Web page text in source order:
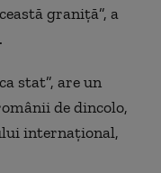
graniță”, a
stat”, are un
de dincolo,
internațional,